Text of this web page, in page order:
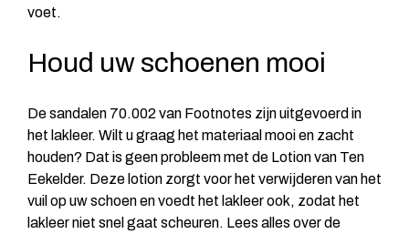
voet.
Houd uw schoenen mooi
De sandalen 70.002 van Footnotes zijn uitgevoerd in
het lakleer. Wilt u graag het materiaal mooi en zacht
houden? Dat is geen probleem met de Lotion van Ten
Eekelder. Deze lotion zorgt voor het verwijderen van het
vuil op uw schoen en voedt het lakleer ook, zodat het
lakleer niet snel gaat scheuren. Lees alles over de